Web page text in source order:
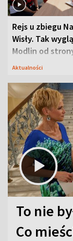
Rejs u zbiegu
Wisły. Tak
Modlin od
Aktualności
To nie
Co